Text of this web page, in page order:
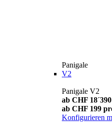
Panigale
V2
Panigale V2
ab CHF 18´390
ab CHF 199
Konfigurieren